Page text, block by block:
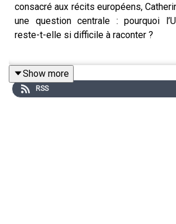
consacré aux récits européens,
une question centrale : pourquoi
reste-t-elle si difficile à raconter ?
Ancienne porte-parole de la
ex-membre du cabinet de
Show more
RSS